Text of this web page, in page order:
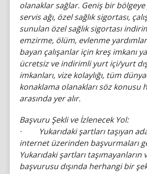
olanaklar sağlar. Geniş bir bölgeye
servis ağı, özel sağlık sigortası,
sunulan özel sağlık sigortası
emzirme, ölüm, evlenme
bayan çalışanlar için kreş imkanı
ücretsiz ve indirimli yurt içi/yurt
imkanları, vize kolaylığı, tüm
konaklama olanakları söz konusu
arasında yer alır.
Başvuru Şekli ve İzlenecek Yol:
· Yukarıdaki şartları taşıyan
internet üzerinden başvurmaları
Yukarıdaki şartları
başvurusu dışında herhangi bir